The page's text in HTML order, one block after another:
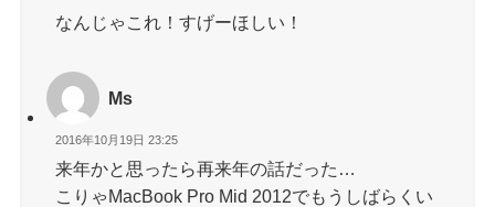
なんじゃこれ！すげーほしい！
Ms
2016年10月19日 23:25
来年かと思ったら再来年の話だった…
こりゃMacBook Pro Mid 2012でもうしばらくい